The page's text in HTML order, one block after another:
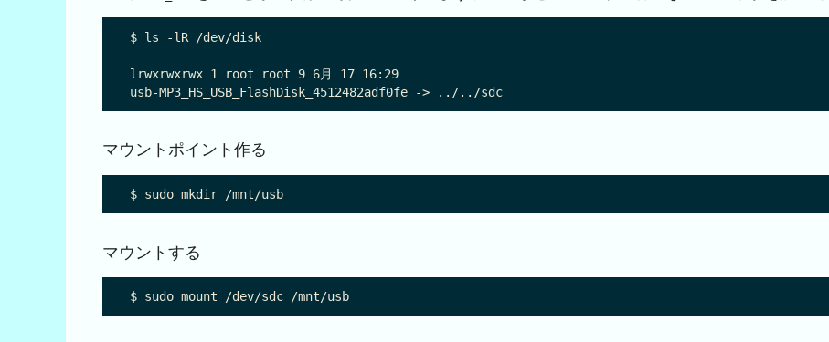
$ ls -lR /dev/disk
lrwxrwxrwx 1 root root 9 6月 17 16:29
マウントポイント作る
マウントする